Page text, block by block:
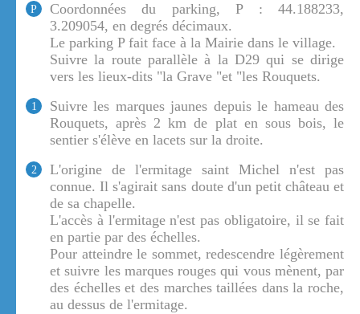
P
Coordonnées du parking, P : 44.188233,
3.209054, en degrés décimaux.
Le parking P fait face à la Mairie dans le village.
Suivre la route parallèle à la D29 qui se dirige
vers les lieux-dits "la Grave "et "les Rouquets.
1
Suivre les marques jaunes depuis le hameau des
Rouquets, après 2 km de plat en sous bois, le
sentier s'élève en lacets sur la droite.
2
L'origine de l'ermitage saint Michel n'est pas
connue. Il s'agirait sans doute d'un petit château et
de sa chapelle.
L'accès à l'ermitage n'est pas obligatoire, il se fait
en partie par des échelles.
Pour atteindre le sommet, redescendre légèrement
et suivre les marques rouges qui vous mènent, par
des échelles et des marches taillées dans la roche,
au dessus de l'ermitage.